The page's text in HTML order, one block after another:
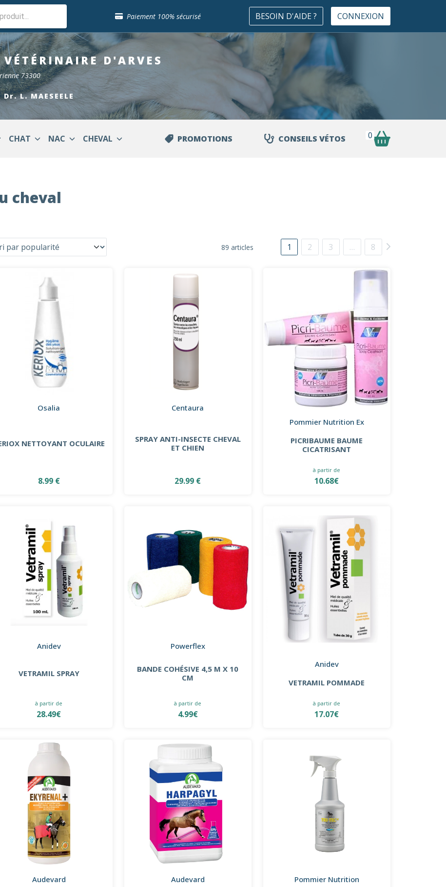
Paiement 100% sécurisé
Retour gratuit en clinique
Sélection de croquettes vétérinaire
Paiement 100% sécurisé
Livraison gratuite en clinique vétérinaire
Retour gratuit en clinique
Sélection de croquettes vétérinaire
BESOIN D'AIDE ? CONNEXION
D'ARVES
73300
L. MAESEELE
CHAT NAC CHEVAL PROMOTIONS CONSEILS VÉTOS 0
cheval
89 articles 1 2 3 … 8
Osalia
NETTOYANT OCULAIRE
8.99 €
Centaura
SPRAY ANTI-INSECTE CHEVAL
ET CHIEN
29.99 €
Pommier Nutrition Ex
PICRIBAUME BAUME
CICATRISANT
à partir de
10.68€
Anidev
VETRAMIL SPRAY
à partir de
28.49€
Powerflex
BANDE COHÉSIVE 4,5 M X 10
CM
à partir de
4.99€
Anidev
VETRAMIL POMMADE
à partir de
17.07€
Audevard
Audevard
Pommier Nutrition